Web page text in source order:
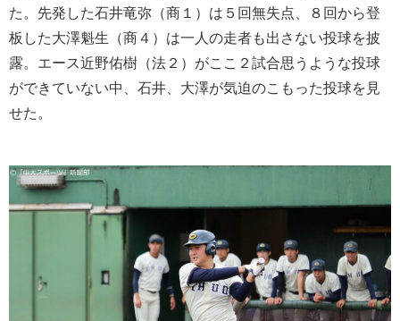
た。先発した石井竜弥（商１）は５回無失点、８回から登
板した大澤魁生（商４）は一人の走者も出さない投球を披
露。エース近野佑樹（法２）がここ２試合思うような投球
ができていない中、石井、大澤が気迫のこもった投球を見
せた。